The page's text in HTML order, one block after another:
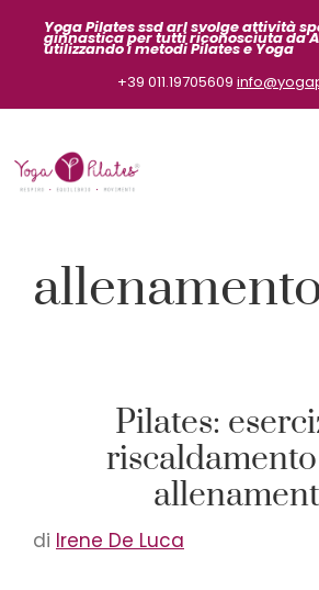
Yoga Pilates ssd arl svolge attività
ginnastica per tutti riconosciuta da
utilizzando i metodi Pilates e Yoga
+39 011.19705609
Pilates:
di Irene De Luca